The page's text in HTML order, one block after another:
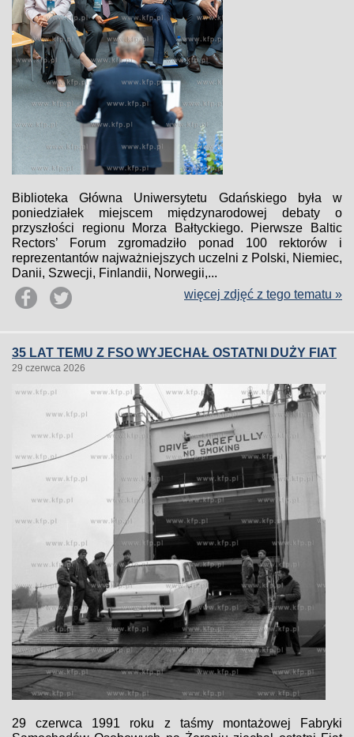
Biblioteka Główna Uniwersytetu Gdańskiego była w
poniedziałek miejscem międzynarodowej debaty o
przyszłości regionu Morza Bałtyckiego. Pierwsze Baltic
Rectors’ Forum zgromadziło ponad 100 rektorów i
reprezentantów najważniejszych uczelni z Polski, Niemiec,
Danii, Szwecji, Finlandii, Norwegii,...
więcej zdjęć z tego tematu »
35 LAT TEMU Z FSO WYJECHAŁ OSTATNI DUŻY FIAT
29 czerwca 2026
29 czerwca 1991 roku z taśmy montażowej Fabryki